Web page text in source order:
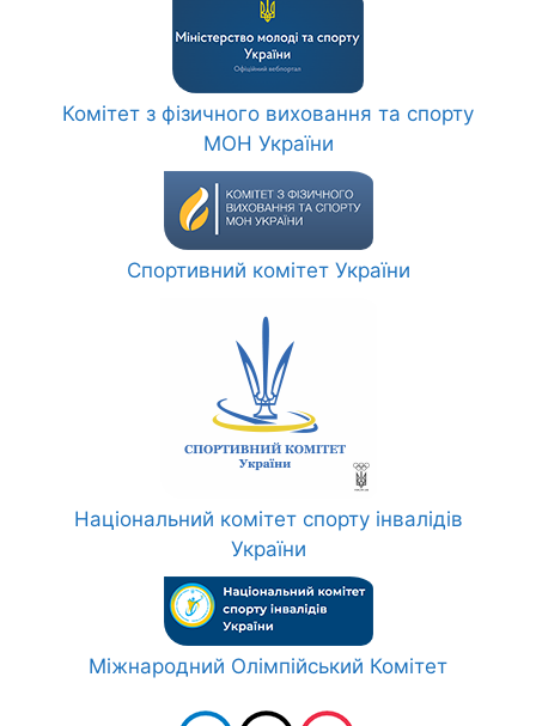
Комітет з фізичного виховання та спорту
МОН України
Спортивний комітет України
Національний комітет спорту інвалідів
України
Міжнародний Олімпійський Комітет